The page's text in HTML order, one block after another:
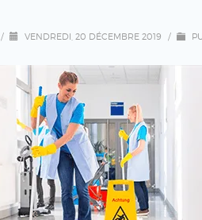
/ VENDREDI, 20 DÉCEMBRE 2019 /